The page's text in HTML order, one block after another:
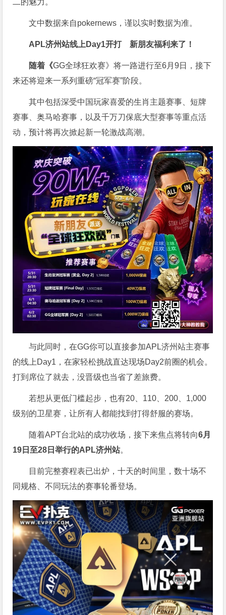
二的魅力。
文中数据来自pokernews，谨以实时数据为准。
APL济州站线上Day1开打 新朋友福利来了！
随着《GG全球狂欢赛》将一路进行至6月9日，接下
来还将迎来一系列重磅“冠军赛”阶段。
其中包括深受中国玩家喜爱的生肖主题赛事、短牌
赛事、奥马哈赛事，以及千万刀保底大型赛事等重点活
动，预计将再次掀起新一轮激战高潮。
与此同时，在GG你可以直接参加APL济州站主赛事
的线上Day1，在家轻松挑战直达现场Day2前圈的机会。
打到席位了就去，没晋级也当省了差旅费。
若想从更低门槛起步，也有20、110、200、1,000
级别的卫星赛，让所有人都能找到打得舒服的赛场。
随着APT台北站的成功收场，接下来焦点将转向6月
19 日至28 日举行的APL济州站。
目前完整赛程表已出炉，十天的时间里，数十场不
同规格、不同玩法的赛事轮番登场。